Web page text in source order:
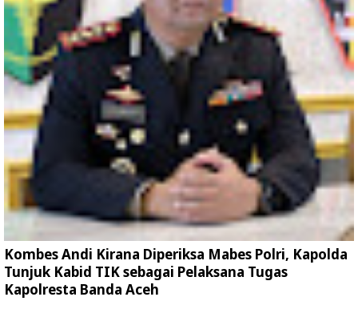
Kombes Andi Kirana Diperiksa Mabes Polri, Kapolda
Tunjuk Kabid TIK sebagai Pelaksana Tugas
Kapolresta Banda Aceh